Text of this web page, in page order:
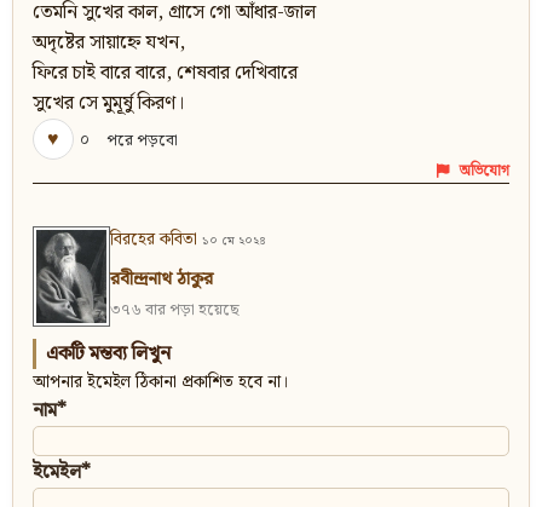
তেমনি সুখের কাল, গ্রাসে গো আঁধার-জাল
অদৃষ্টের সায়াহ্নে যখন,
ফিরে চাই বারে বারে, শেষবার দেখিবারে
সুখের সে মুমূর্ষু কিরণ।
♥
০ পরে পড়বো
অভিযোগ
বিরহের কবিতা ১০ মে ২০২৪
রবীন্দ্রনাথ ঠাকুর
৩৭৬ বার পড়া হয়েছে
একটি মন্তব্য লিখুন
আপনার ইমেইল ঠিকানা প্রকাশিত হবে না।
নাম*
ইমেইল*